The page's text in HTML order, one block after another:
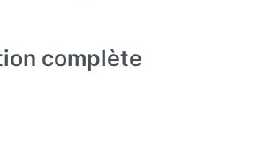
complète